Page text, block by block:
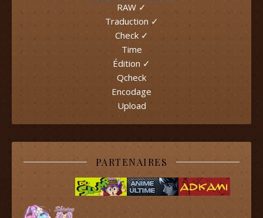
RAW ✓
Traduction ✓
Check ✓
Time
Édition ✓
Qcheck
Encodage
Upload
PARTENAIRES